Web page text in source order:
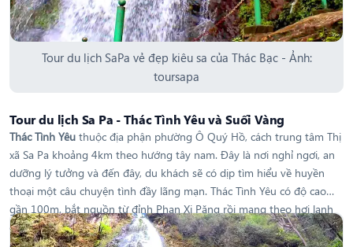
Tour du lịch SaPa vẻ đẹp kiêu sa của Thác Bạc - Ảnh:
toursapa
Tour du lịch Sa Pa - Thác Tình Yêu và Suối Vàng
Thác Tình Yêu thuộc địa phận phường Ô Quý Hồ, cách trung tâm Thị
xã Sa Pa khoảng 4km theo hướng tây nam. Đây là nơi nghỉ ngơi, an
dưỡng lý tưởng và đến đây, du khách sẽ có dịp tìm hiểu về huyền
thoại một câu chuyện tình đầy lãng mạn. Thác Tình Yêu có độ cao
gần 100m, bắt nguồn từ đỉnh Phan Xi Păng rồi mang theo hơi lạnh
của núi rừng chảy qua nền địa hình cao, dốc, đổ xối xả, ào ạt xuống